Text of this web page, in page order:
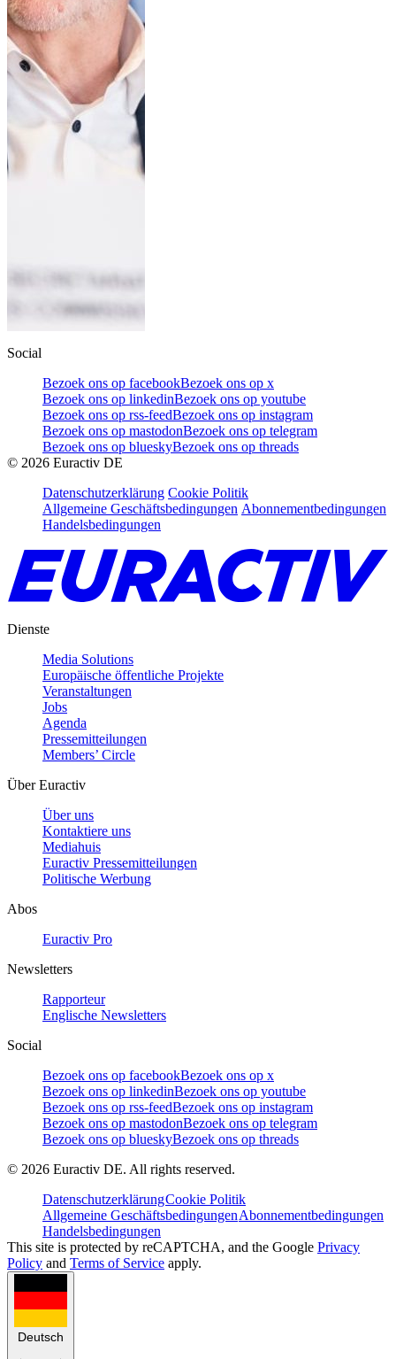
Social
Bezoek ons op facebookBezoek ons op x
Bezoek ons op linkedinBezoek ons op youtube
Bezoek ons op rss-feedBezoek ons op instagram
Bezoek ons op mastodonBezoek ons op telegram
Bezoek ons op blueskyBezoek ons op threads
© 2026 Euractiv DE
Datenschutzerklärung Cookie Politik
Allgemeine Geschäftsbedingungen Abonnementbedingungen
Handelsbedingungen
Dienste
Media Solutions
Europäische öffentliche Projekte
Veranstaltungen
Jobs
Agenda
Pressemitteilungen
Members’ Circle
Über Euractiv
Über uns
Kontaktiere uns
Mediahuis
Euractiv Pressemitteilungen
Politische Werbung
Abos
Euractiv Pro
Newsletters
Rapporteur
Englische Newsletters
Social
Bezoek ons op facebookBezoek ons op x
Bezoek ons op linkedinBezoek ons op youtube
Bezoek ons op rss-feedBezoek ons op instagram
Bezoek ons op mastodonBezoek ons op telegram
Bezoek ons op blueskyBezoek ons op threads
© 2026 Euractiv DE. All rights reserved.
DatenschutzerklärungCookie Politik
Allgemeine GeschäftsbedingungenAbonnementbedingungen
Handelsbedingungen
This site is protected by reCAPTCHA, and the Google Privacy
Policy and Terms of Service apply.
Deutsch